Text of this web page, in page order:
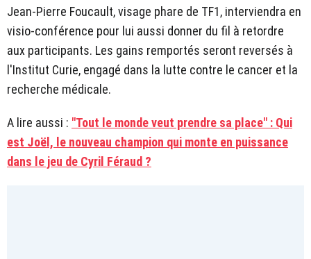
Jean-Pierre Foucault, visage phare de TF1, interviendra en
visio-conférence pour lui aussi donner du fil à retordre
aux participants. Les gains remportés seront reversés à
l'Institut Curie, engagé dans la lutte contre le cancer et la
recherche médicale.
A lire aussi : "Tout le monde veut prendre sa place" : Qui
est Joël, le nouveau champion qui monte en puissance
dans le jeu de Cyril Féraud ?